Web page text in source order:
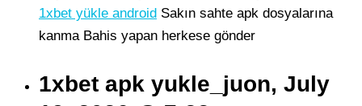
1xbet yükle android Sakın sahte apk dosyalarına
kanma Bahis yapan herkese gönder
1xbet apk yukle_juon, July